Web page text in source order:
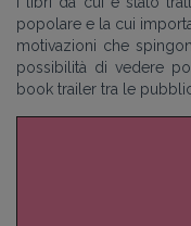
popolare e la cui
motivazioni che
possibilità di vedere
book trailer tra le